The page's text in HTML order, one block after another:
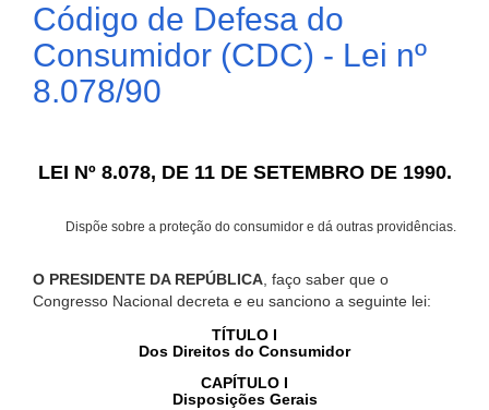
Código de Defesa do
Consumidor (CDC) - Lei nº
8.078/90
LEI Nº 8.078, DE 11 DE SETEMBRO DE 1990.
Dispõe sobre a proteção do consumidor e dá outras providências.
O PRESIDENTE DA REPÚBLICA , faço saber que o
Congresso Nacional decreta e eu sanciono a seguinte lei:
TÍTULO I
Dos Direitos do Consumidor
CAPÍTULO I
Disposições Gerais